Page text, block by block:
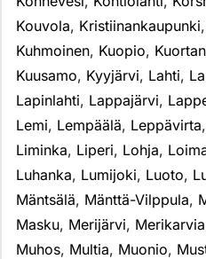
Kouvola, Kristiinankaupunki,
Kuhmoinen, Kuopio,
Kuusamo, Kyyjärvi, Lahti,
Lapinlahti, Lappajärvi,
Lemi, Lempäälä, Leppävirta,
Liminka, Liperi, Lohja,
Luhanka, Lumijoki, Luoto,
Mäntsälä, Mänttä-Vilppula,
Masku, Merijärvi, Merikarvia
Muhos, Multia, Muonio,